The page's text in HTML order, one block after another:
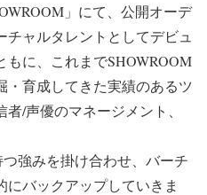
」にて、公開オーデ
ャルタレントとしてデビュ
に、これまでSHOWROOM
・育成してきた実績のあるツ
/声優のマネージメント、
強みを掛け合わせ、バーチ
バックアップしていきま